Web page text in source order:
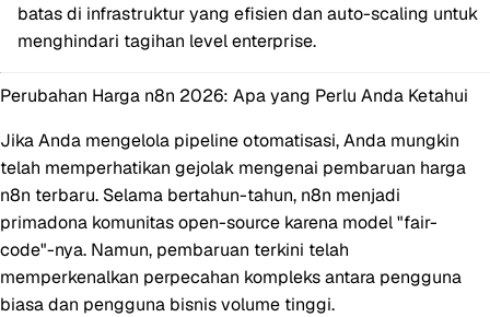
batas di infrastruktur yang efisien dan auto-scaling untuk
menghindari tagihan level enterprise.
Perubahan Harga n8n 2026: Apa yang Perlu Anda Ketahui
Jika Anda mengelola pipeline otomatisasi, Anda mungkin
telah memperhatikan gejolak mengenai pembaruan harga
n8n terbaru. Selama bertahun-tahun, n8n menjadi
primadona komunitas open-source karena model "fair-
code"-nya. Namun, pembaruan terkini telah
memperkenalkan perpecahan kompleks antara pengguna
biasa dan pengguna bisnis volume tinggi.